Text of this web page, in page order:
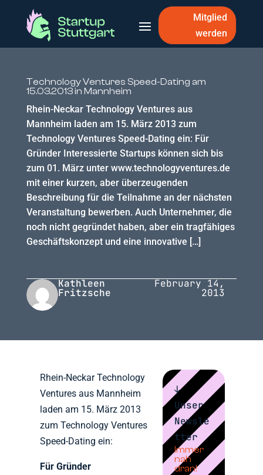
Mitglied
werden
Technology Ventures Speed-Dating am
15.03.2013 in Mannheim
Rhein-Neckar Technology Ventures aus
Mannheim laden am 15. März 2013 zum
Technology Ventures Speed-Dating ein: Für
Gründer Interessierte Startups können sich bis
zum 01. März unter www.technologyventures.de
mit einer kurzen, aber überzeugenden
Beschreibung für die Teilnahme an der nächsten
Veranstaltung bewerben. Auch Unternehmer, die
noch nicht gegründet haben, aber ein tragfähiges
Geschäftskonzept und eine innovative […]
Kathleen
Fritzsche
February 14,
2013
Rhein-Neckar Technology
Ventures aus Mannheim
laden am 15. März 2013
zum Technology Ventures
Speed-Dating ein:
Für Gründer
↓
Unser
Newsle
tter
Immer
nah
dran!